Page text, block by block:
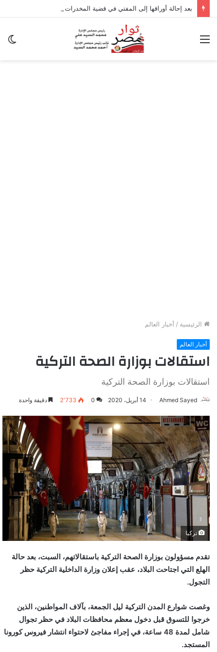
القائمة
الرئيسية / أخبار العالم
أخبار العالم
استقالات بوزارة الصحة التركية
استقالات بوزارة الصحة التركية
Ahmed Sayed 14 أبريل، 2020 0 2٬733 دقيقة واحدة
تركيا
تقدم مسؤولون بوزارة الصحة التركية باستقالاتهم، السبت، بعد حالة
الهلع التي اجتاحت البلاد، عقب إعلان وزارة الداخلية التركية حظر
التجول.
وغصت شوارع المدن التركية ليل الجمعة، بآلاف المواطنين، الذين
خرجوا للتسوق قبل دخول معظم محافظات البلاد في حظر تجوال
شامل لمدة 48 ساعة، في إجراء مفاجئ لاحتواء انتشار فيروس كورونا
المستجد.